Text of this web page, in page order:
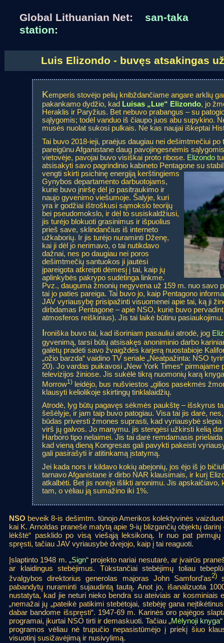
Global Lithuanian Net: san-taka
station:
Luis Elizondo - buvęs atsakingas
Kemperis stovėjo pelių knibždančiame angare arklių
pakankamo dydžio, kad Luisas „Lue“ Elizondo, jo
Heraklis ir Paryžius. Bet nebuvo prabangus – su
sąlygomis; todėl vanduo iš čiaupo juos abu supykino.
musės nuolat sukosi pulkais. Ne kas naujai iškeptai
Tai buvo 2018-ieji, praėjus daugiau nei dešimtmečiui
pareigūnu Afganistane daug pavojingesnėmis
vietovėje, pavojai buvo visiškai proto ribose. Elizondo
atsisakyti savo pagrindinio kabineto Pentagone su
vengti skirti psichinę energiją kerštingiems
Gynybos departamento darbuotojams,
kurie buvo įniršę dėl jo pasitraukimo ir
naujo gyvenimo viešumoje. Šalyje, kuri
yra ir godžiai ištroškusi sąmokslo teorijų
bei pseudomokslo, ir dėl to susiskaldžiusi,
jis turėjo blokuoti grasinimus ir išpuolius
prieš save, sklindančius iš interneto
užkaborių. Ir jis turėjo nuraminti Dženę,
kai ji dėl jo nerimavo, o tai nutikdavo
dažnai, nes po daugiau nei poros
dešimtmečių santuokos ji jautėsi
įpareigota atkreipti dėmesį į tai, kaip jų
aplinkybės pakrypo sudėtinga linkme.
Pvz., dauguma žmonių negyvena už 159 m. nuo savo
tai jo paties pareiga. Tai buvo jo, kaip Pentagono
JAV vyriausybę prisipažinti visuomenei apie tai, ką ji
dirbdamas Pentagone – apie NSO, kurie buvo
atmosferos reiškinius). Jis tai laikė būtinu pasiaukojimu.
Ironiška buvo tai, kad išoriniam pasauliui atrodė, jog
gyvenimą, tarsi būtų atsisakęs anoniminio darbo
galėtų pradėti savo žvaigždės karjerą nuostabioje
„ožio barzda“ vaidino TV seriale „Neatpažinta: NSO
20). Jo vardas puikavosi „New York Times“
televizijos žiniose. Jis sukėlė tikrą nuomonių karą
Morrow1) leidėjo, bus nušviestos „gilios pasekmės
klausyti keliolikoje skirtingų tinklalaidžių.
Atrodė, lyg būtų pagavęs sėkmės paukštę – išskyrus
šešėlyje, ir jam taip buvo patogiau. Visa tai jis darė,
būdas priversti žmones suprasti, kad vyriausybė
virš jų galvos. Jo manymu. jis stengėsi užkirsti kelią
Harboro tipo nelaimei. Jis tai darė remdamasis
kad vieną dieną Kongresas gali pavykti pakeisti
gali pasirašyti ir atitinkamą įstatymą.
Jei kada nors ir kildavo kokių abejonių, jos ėjo iš jo
tarnavo Afganistane ir dirbo NAR klausimais, ir kurį
atkalbėti. Bet jis norėjo išlikti anonimu. Jis apskaičiavo,
tam, o vėliau ją sumažino iki 1%.
NSO beveik 8-is dešimtm. tūnojo Amerikos kolektyvinės
kai K. Arnoldas pranešė matytą apie 9-ių blizgančių objektų
lėkštė“ pasklido po visą viešąją leksikoną. Ir nuo pat
spręsti, tačiau JAV vyriausybė dvejojo, kaip į tai reaguoti.
Įslaptinto 1948 m. „Sign“ projekto nariai nesutarė, ar įvairūs
ar klaidingus stebėjimus. Tūkstančiai stebėjimų toliau
žvalgybos direktorius generolas majoras John Samford’as2)
pabandytų nuraminti sujaudintą tautą. Anot jo, išanalizuota
nustatyta, kad jie neturi nieko bendra su ateiviais ar kosminiais
„nemažai jų „pateikė patikimi stebėtojai, stebėję gana
dabar bandome išspręsti“. 1947-69 m. Karinės oro pajėgos
programai, įkurtai NSO tirti ir demaskuoti. Tačiau „Mėlynoji knyga
programos vėliau nė trupučio nepasistūmėjo į priekį šiuo
visuotinį susižavėjimą ir nusivylimą.